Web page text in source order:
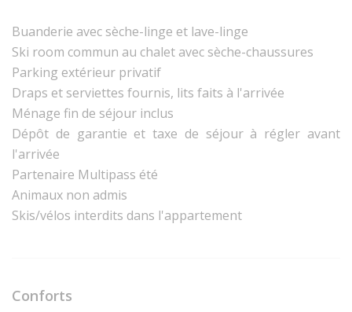
Buanderie avec sèche-linge et lave-linge
Ski room commun au chalet avec sèche-chaussures
Parking extérieur privatif
Draps et serviettes fournis, lits faits à l'arrivée
Ménage fin de séjour inclus
Dépôt de garantie et taxe de séjour à régler avant
l'arrivée
Partenaire Multipass été
Animaux non admis
Skis/vélos interdits dans l'appartement
Conforts